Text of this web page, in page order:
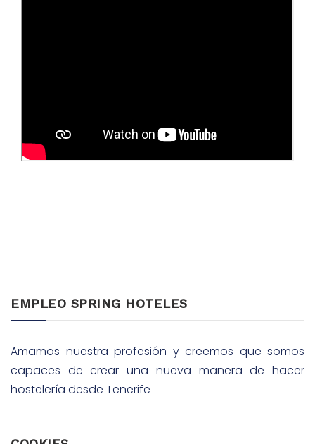
EMPLEO SPRING HOTELES
Amamos nuestra profesión y creemos que somos
capaces de crear una nueva manera de hacer
hostelería desde Tenerife